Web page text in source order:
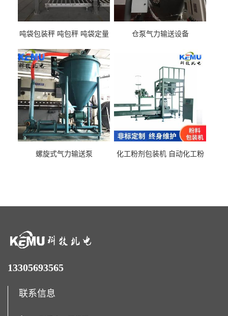
吨袋包装秤 吨包秤 吨袋定量
仓泵气力输送设备
螺旋式气力输送泵
化工粉剂包装机 自动化工粉
13305693565
联系信息